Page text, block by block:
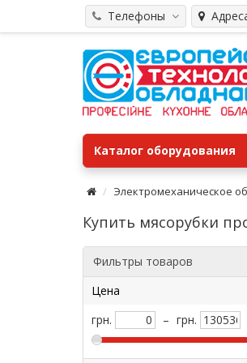
Телефоны
Каталог оборудования
Электромеханическое
Купить мясорубки
Фильтры товаров
Цена
грн.
– грн.